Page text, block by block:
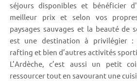
séjours disponibles et bénéficier
meilleur prix et selon vos
paysages sauvages et la beauté de
est une destination à privilégier :
rafting et bien d’autres activités
L’Ardèche, c’est aussi un petit
ressourcer tout en savourant une